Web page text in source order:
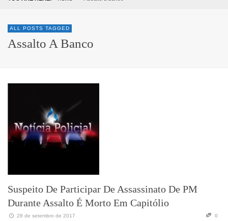
ALL POSTS TAGGED
Assalto A Banco
Suspeito De Participar De Assassinato De PM
Durante Assalto É Morto Em Capitólio
28 de setembro de 2017 0